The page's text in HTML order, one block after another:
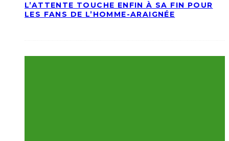
L’ATTENTE TOUCHE ENFIN À SA FIN POUR
LES FANS DE L’HOMME-ARAIGNÉE